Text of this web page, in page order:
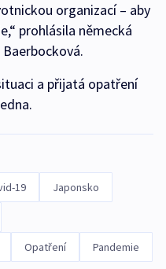
organizací – aby
prohlásila německá
a přijatá opatření
19 Japonsko
Opatření Pandemie